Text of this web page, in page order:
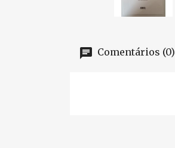
Comentários (0)